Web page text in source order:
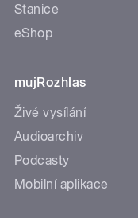
Stanice
eShop
mujRozhlas
Živé vysílání
Audioarchiv
Podcasty
Mobilní aplikace